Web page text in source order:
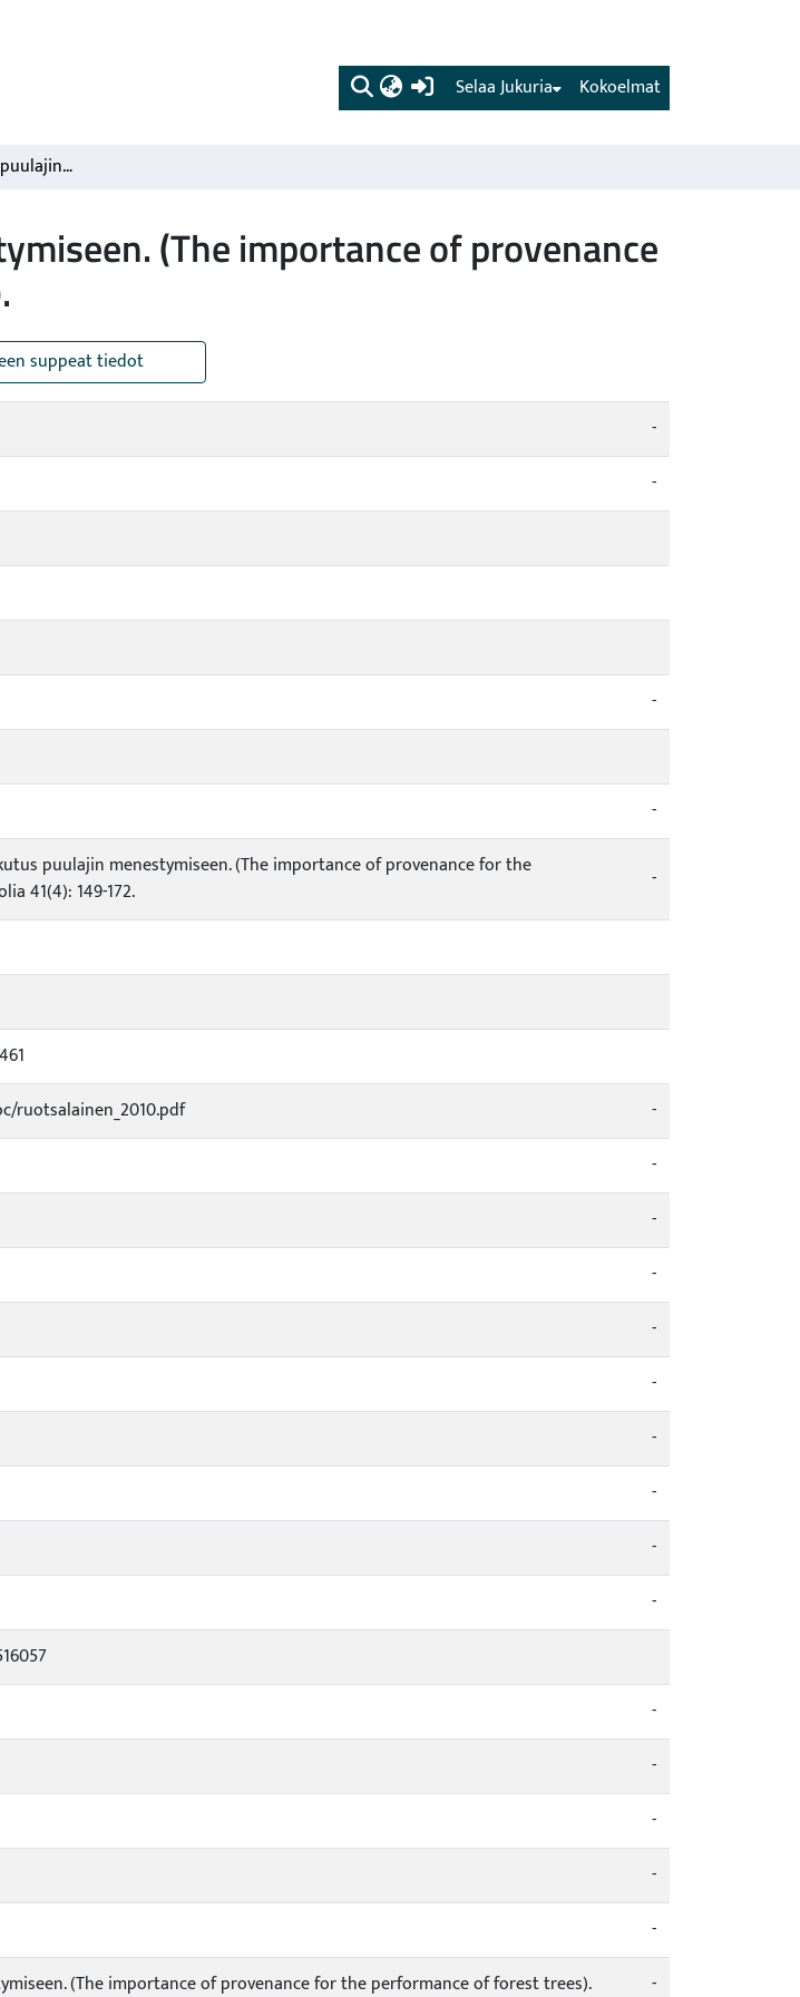
(current) Kokoelmat
Selaa Jukuria
Alkuperän vaikutus puulajin menestymiseen. (The importance of provenance for the performance of forest trees).
(The importance of provenance
suppeat tiedot
-
-
-
-
puulajin menestymiseen. (The importance of provenance for the
41(4): 149-172.
-
ruotsalainen_2010.pdf
-
-
-
-
-
-
-
-
-
-
-
-
-
-
-
(The importance of provenance for the performance of forest trees). -